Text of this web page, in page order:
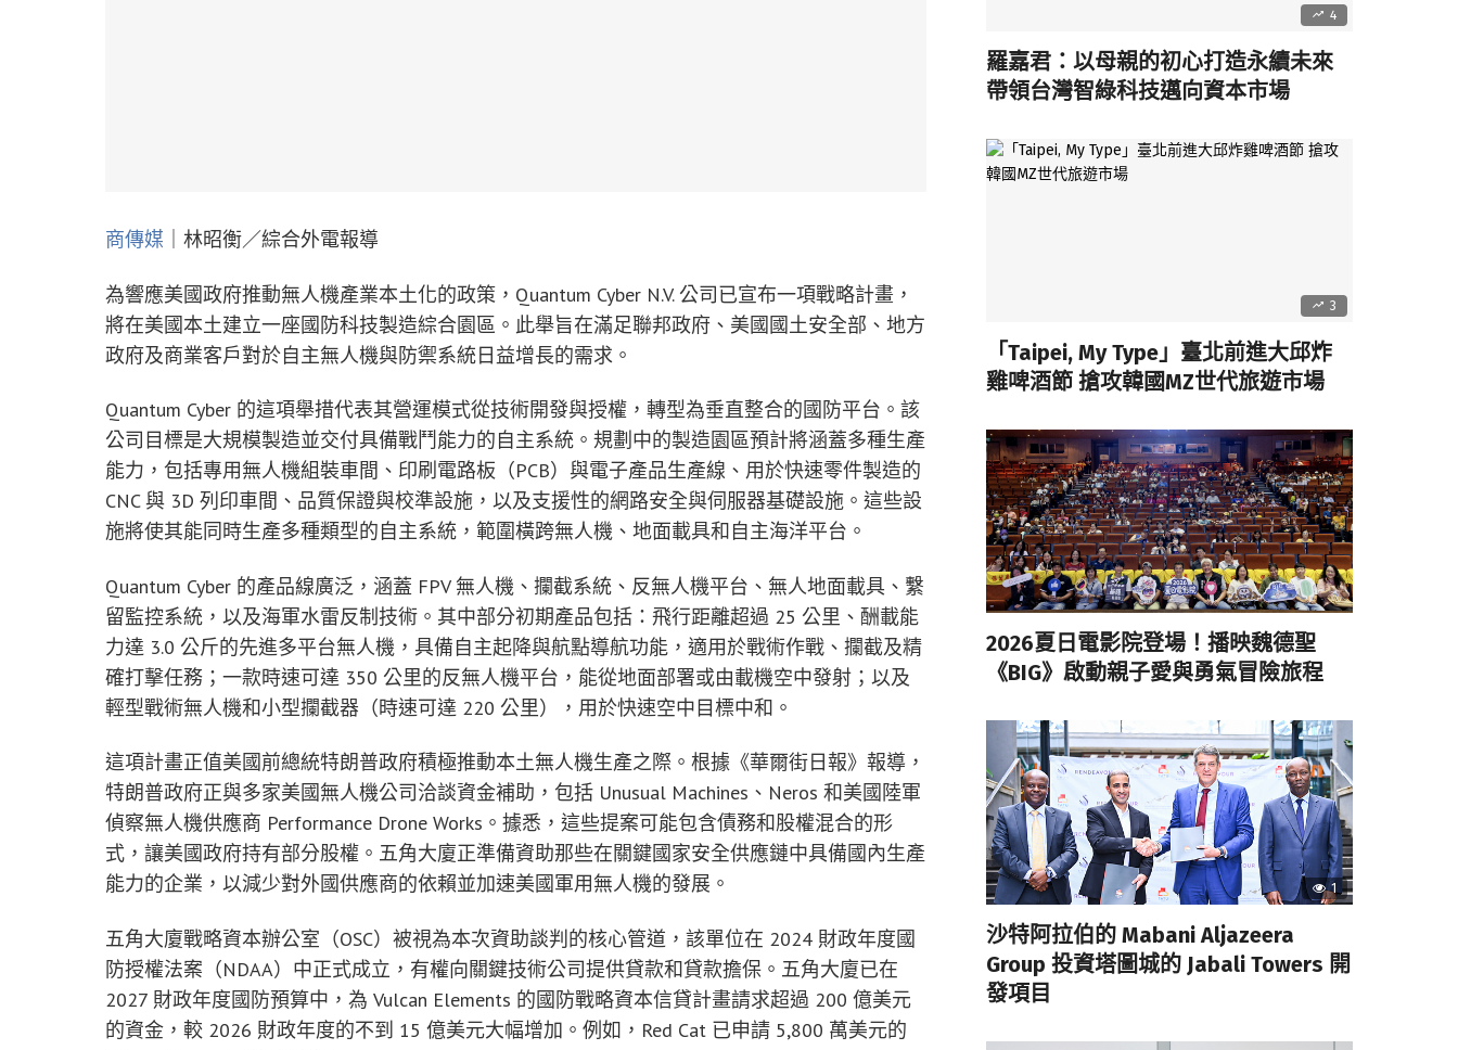
商傳媒 ｜林昭衡／綜合外電報導
為響應美國政府推動無人機產業本土化的政策，Quantum Cyber N.V. 公司已宣布一項戰略計畫，
將在美國本土建立一座國防科技製造綜合園區。此舉旨在滿足聯邦政府、美國國土安全部、地方
政府及商業客戶對於自主無人機與防禦系統日益增長的需求。
Quantum Cyber 的這項舉措代表其營運模式從技術開發與授權，轉型為垂直整合的國防平台。該
公司目標是大規模製造並交付具備戰鬥能力的自主系統。規劃中的製造園區預計將涵蓋多種生產
能力，包括專用無人機組裝車間、印刷電路板（PCB）與電子產品生產線、用於快速零件製造的
CNC 與 3D 列印車間、品質保證與校準設施，以及支援性的網路安全與伺服器基礎設施。這些設
施將使其能同時生產多種類型的自主系統，範圍橫跨無人機、地面載具和自主海洋平台。
Quantum Cyber 的產品線廣泛，涵蓋 FPV 無人機、攔截系統、反無人機平台、無人地面載具、繫
留監控系統，以及海軍水雷反制技術。其中部分初期產品包括：飛行距離超過 25 公里、酬載能
力達 3.0 公斤的先進多平台無人機，具備自主起降與航點導航功能，適用於戰術作戰、攔截及精
確打擊任務；一款時速可達 350 公里的反無人機平台，能從地面部署或由載機空中發射；以及
輕型戰術無人機和小型攔截器（時速可達 220 公里），用於快速空中目標中和。
這項計畫正值美國前總統特朗普政府積極推動本土無人機生產之際。根據《華爾街日報》報導，
特朗普政府正與多家美國無人機公司洽談資金補助，包括 Unusual Machines、Neros 和美國陸軍
偵察無人機供應商 Performance Drone Works。據悉，這些提案可能包含債務和股權混合的形
式，讓美國政府持有部分股權。五角大廈正準備資助那些在關鍵國家安全供應鏈中具備國內生產
能力的企業，以減少對外國供應商的依賴並加速美國軍用無人機的發展。
五角大廈戰略資本辦公室（OSC）被視為本次資助談判的核心管道，該單位在 2024 財政年度國
防授權法案（NDAA）中正式成立，有權向關鍵技術公司提供貸款和貸款擔保。五角大廈已在
2027 財政年度國防預算中，為 Vulcan Elements 的國防戰略資本信貸計畫請求超過 200 億美元
的資金，較 2026 財政年度的不到 15 億美元大幅增加。例如，Red Cat 已申請 5,800 萬美元的
4
羅嘉君：以母親的初心打造永續未來
帶領台灣智綠科技邁向資本市場
3
「Taipei, My Type」臺北前進大邱炸
雞啤酒節 搶攻韓國MZ世代旅遊市場
2026夏日電影院登場！播映魏德聖
《BIG》啟動親子愛與勇氣冒險旅程
1
沙特阿拉伯的 Mabani Aljazeera
Group 投資塔圖城的 Jabali Towers 開
發項目